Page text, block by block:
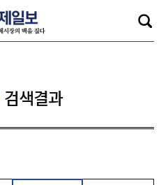
검색결과